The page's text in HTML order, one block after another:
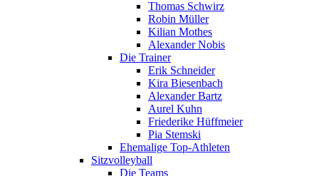
Thomas Schwirz
Robin Müller
Kilian Mothes
Alexander Nobis
Die Trainer
Erik Schneider
Kira Biesenbach
Alexander Bartz
Aurel Kuhn
Friederike Hüffmeier
Pia Stemski
Ehemalige Top-Athleten
Sitzvolleyball
Die Teams